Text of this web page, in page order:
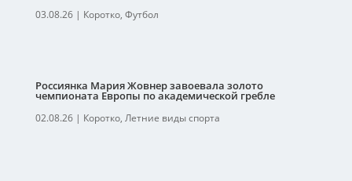
03.08.26| Коротко, Футбол
Россиянка Мария Жовнер завоевала золото
чемпионата Европы по академической гребле
02.08.26| Коротко, Летние виды спорта